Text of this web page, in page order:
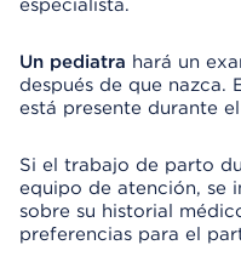
especialista.
Un pediatra hará un
después de que nazca.
está presente durante
Si el trabajo de parto
equipo de atención, se
sobre su historial
preferencias para el